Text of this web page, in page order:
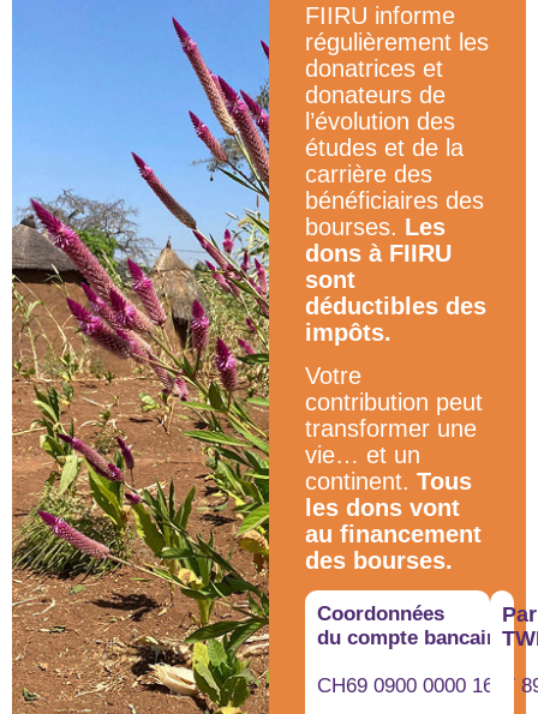
FIIRU informe
régulièrement les
donatrices et
donateurs de
l’évolution des
études et de la
carrière des
bénéficiaires des
bourses. Les
dons à FIIRU
sont
déductibles des
impôts.
Votre
contribution peut
transformer une
vie… et un
continent. Tous
les dons vont
au financement
des bourses.
Coordonnées
du compte bancaire
CH69 0900 0000 1667
Par